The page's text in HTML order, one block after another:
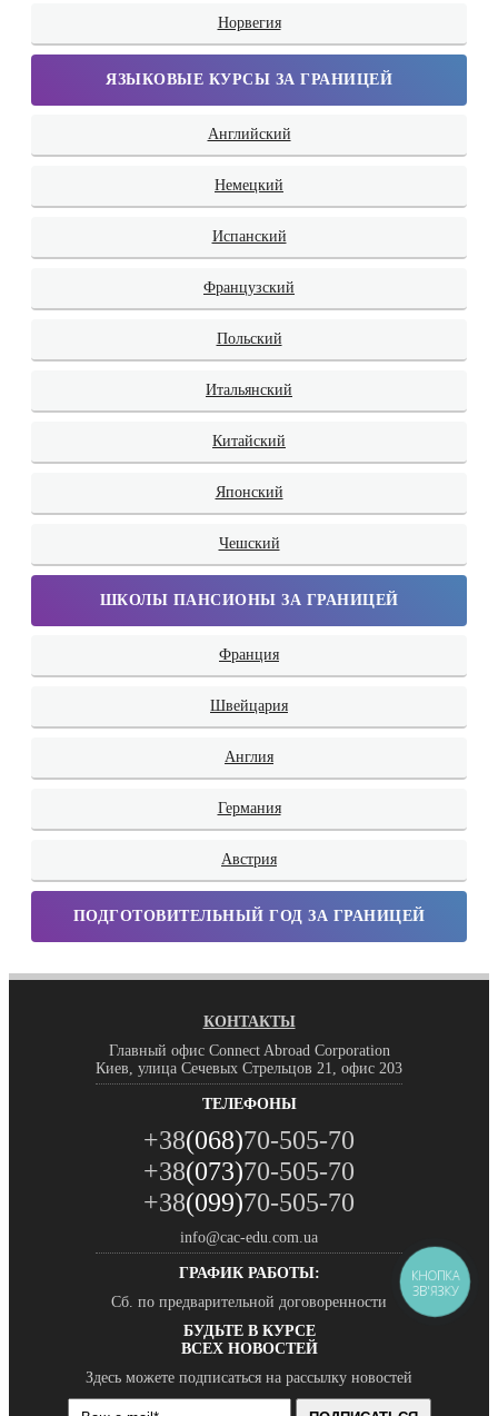
Норвегия
ЯЗЫКОВЫЕ КУРСЫ ЗА ГРАНИЦЕЙ
Английский
Немецкий
Испанский
Французский
Польский
Итальянский
Китайский
Японский
Чешский
ШКОЛЫ ПАНСИОНЫ ЗА ГРАНИЦЕЙ
Франция
Швейцария
Англия
Германия
Австрия
ПОДГОТОВИТЕЛЬНЫЙ ГОД ЗА ГРАНИЦЕЙ
КОНТАКТЫ
Главный офис Connect Abroad Corporation
Киев, улица Сечевых Стрельцов 21, офис 203
ТЕЛЕФОНЫ
+38(068)70-505-70
+38(073)70-505-70
+38(099)70-505-70
info@cac-edu.com.ua
ГРАФИК РАБОТЫ:
Сб. по предварительной договоренности
БУДЬТЕ В КУРСЕ
ВСЕХ НОВОСТЕЙ
Здесь можете подписаться на рассылку новостей
КНОПКА
ЗВ'ЯЗКУ